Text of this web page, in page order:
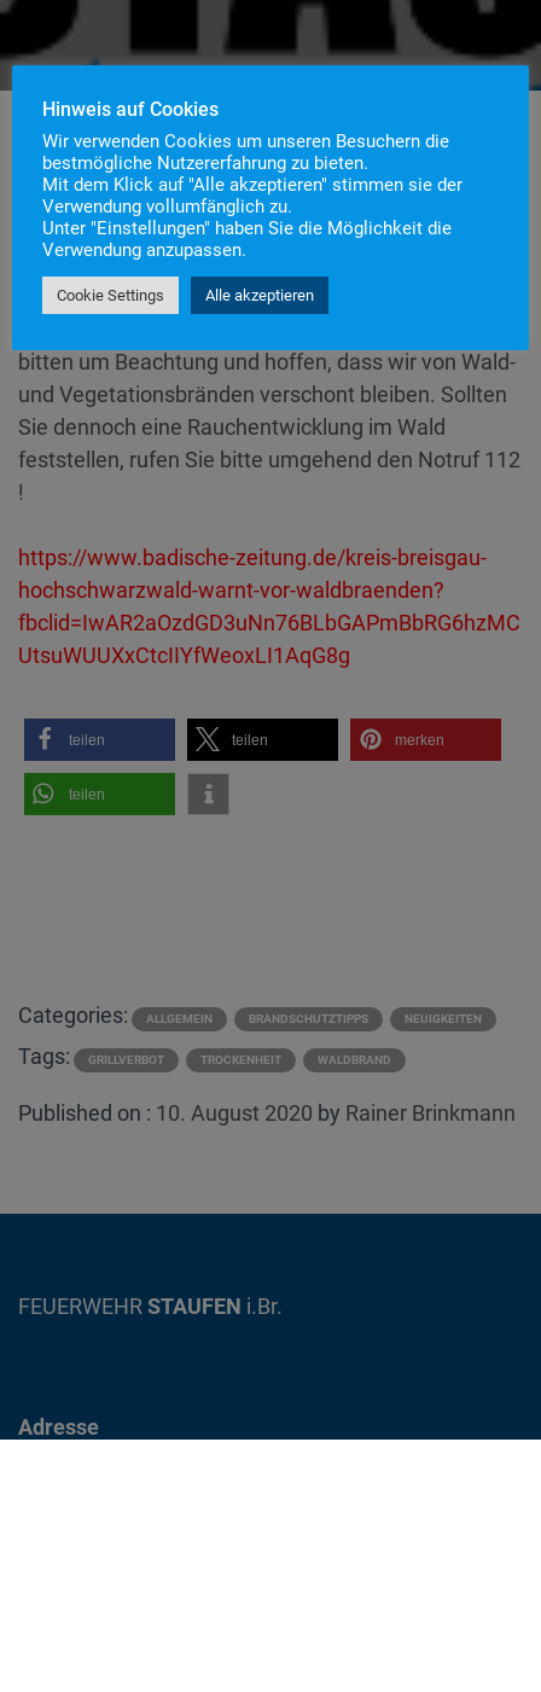
Wie u.a. der Badischen Zeitung zu entnehmen ist,
herrscht auch bei uns eine deutlich erhöhte
Waldbrandgefahr! Das Ordnungsamt Staufen hat
bitten um Beachtung und hoffen, dass wir von Wald-
und Vegetationsbränden verschont bleiben. Sollten
Sie dennoch eine Rauchentwicklung im Wald
feststellen, rufen Sie bitte umgehend den Notruf 112
!
https://www.badische-zeitung.de/kreis-breisgau-
hochschwarzwald-warnt-vor-waldbraenden?
fbclid=IwAR2aOzdGD3uNn76BLbGAPmBbRG6hzMC
UtsuWUUXxCtcIIYfWeoxLI1AqG8g
teilen teilen merken
teilen
Categories: ALLGEMEIN BRANDSCHUTZTIPPS NEUIGKEITEN
Tags: GRILLVERBOT TROCKENHEIT WALDBRAND
Published on : Posted
10. August 2020 by Rainer Brinkmann
FEUERWEHR STAUFEN i.Br.
Adresse
Hinweis auf Cookies
Wir verwenden Cookies um unseren Besuchern die
bestmögliche Nutzererfahrung zu bieten.
Mit dem Klick auf "Alle akzeptieren" stimmen sie der
Verwendung vollumfänglich zu.
Unter "Einstellungen" haben Sie die Möglichkeit die
Verwendung anzupassen.
Cookie Settings Alle akzeptieren